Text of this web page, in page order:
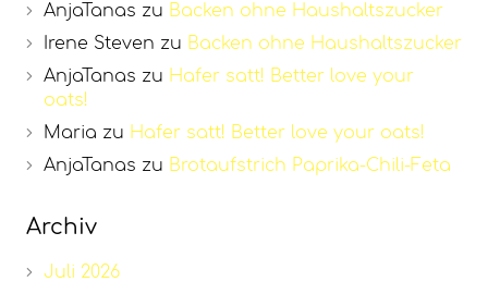
AnjaTanas zu Backen ohne Haushaltszucker
Irene Steven zu Backen ohne Haushaltszucker
AnjaTanas zu Hafer satt! Better love your
oats!
Maria zu Hafer satt! Better love your oats!
AnjaTanas zu Brotaufstrich Paprika-Chili-Feta
Archiv
Juli 2026